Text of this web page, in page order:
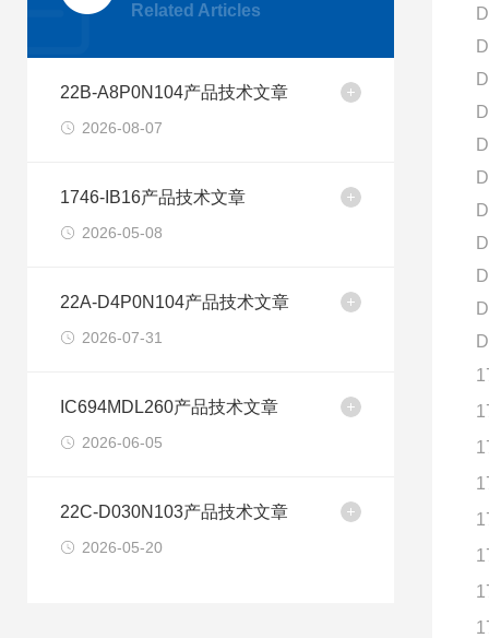
Related Articles
22B-A8P0N104产品技术文章
2026-08-07
1746-IB16产品技术文章
2026-05-08
22A-D4P0N104产品技术文章
2026-07-31
IC694MDL260产品技术文章
2026-06-05
22C-D030N103产品技术文章
2026-05-20